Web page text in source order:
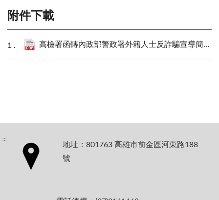
附件下載
高檢署函轉內政部警政署外籍人士反詐騙宣導簡報中英文版（檢輔宣字第11400066080號函).pdf
:::
地址：801763 高雄市前金區河東路188
號